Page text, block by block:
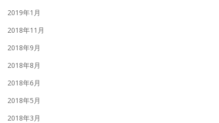
2019年1月
2018年11月
2018年9月
2018年8月
2018年6月
2018年5月
2018年3月